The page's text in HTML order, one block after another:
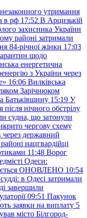
утримання
в рф 17:52 В Арцизькій
захисника України
районі затримали
84-річної жінки 17:03
щодо
енергетична
з України через
16:06 Вилківська
Зарічнюком
Батьківщину 15:19 У
нічного обстрілу
судна, що затонули
чергову схему
через державний
нацгвардійці
11:48 Ворог
Одеси:
ОНОВЛЕНО 10:54
в Одесі затримали
завершили
09:51 Пакунок
заявки на виплату 5
місто Білгород-